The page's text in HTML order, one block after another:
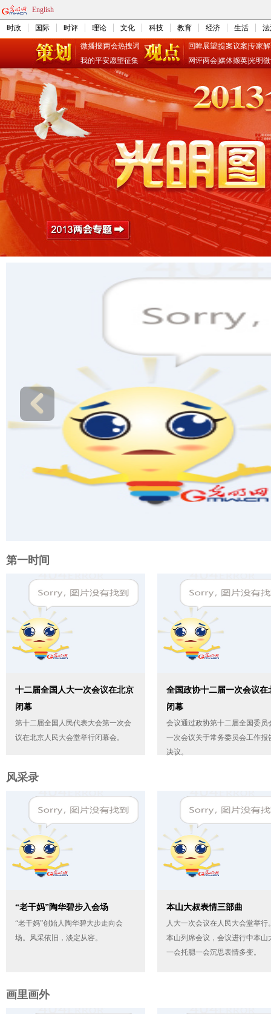
English
时政 国际 时评 理论 文化 科技 教育 经济 生活
微播报 两会热搜词
我的平安愿望征集
回眸展望 提案议案 专家
网评两会媒体撷英光明
第一时间
十二届全国人大一次会议在北京
闭幕
第十二届全国人民代表大会第一次会
议在北京人民大会堂举行闭幕会。
全国政协十二届一次会议在
闭幕
会议通过政协第十二届全国委员
一次会议关于常务委员会工作报
决议。
风采录
“老干妈”陶华碧步入会场
“老干妈”创始人陶华碧大步走向会
场。风采依旧，淡定从容。
本山大叔表情三部曲
人大一次会议在人民大会堂举行
本山列席会议，会议进行中本山
一会托腮一会沉思表情多变。
画里画外